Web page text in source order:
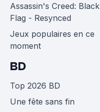
Assassin's Creed: Black
Flag - Resynced
Jeux populaires en ce
moment
BD
Top 2026 BD
Une fête sans fin